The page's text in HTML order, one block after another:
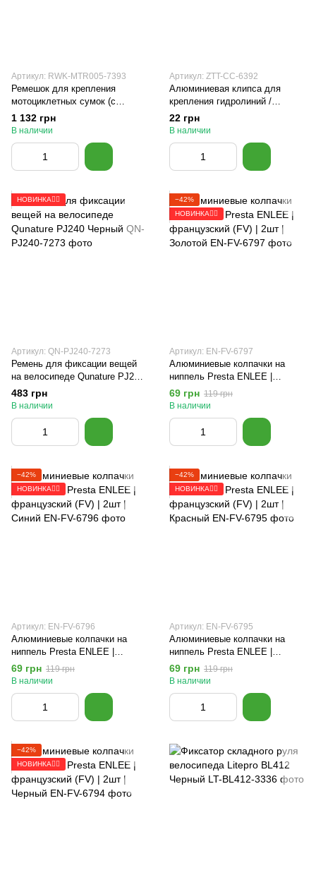
Артикул: RWK-MTR005-7393
Ремешок для крепления
мотоциклетных сумок (с
пряжкой) Rhinowalk MTR005
2,5м Черный
1 132 грн
В наличии
Артикул: ZTT-CC-6392
Алюминиевая клипса для
крепления гидролиний /
боуденов на велосипеде ZTTO
C-Clip | 1 шт | Черный
22 грн
В наличии
НОВИНКА🚴‍♂️
Артикул: QN-PJ240-7273
Ремень для фиксации вещей
на велосипеде Qunature PJ240
Черный
483 грн
В наличии
−42%
НОВИНКА🚴‍♂️
Артикул: EN-FV-6797
Алюминиевые колпачки на
ниппель Presta ENLEE |
французский (FV) | 2шт |
Золотой
69 грн 119 грн
В наличии
−42%
НОВИНКА🚴‍♂️
Артикул: EN-FV-6796
Алюминиевые колпачки на
ниппель Presta ENLEE |
французский (FV) | 2шт | Синий
69 грн 119 грн
В наличии
−42%
НОВИНКА🚴‍♂️
Артикул: EN-FV-6795
Алюминиевые колпачки на
ниппель Presta ENLEE |
французский (FV) | 2шт |
Красный
69 грн 119 грн
В наличии
−42%
НОВИНКА🚴‍♂️